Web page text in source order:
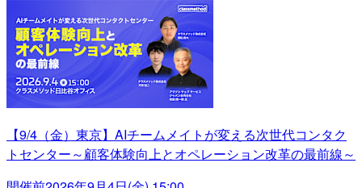
【9/4（金）東京】AIチームメイトが変える次世代コンタク
トセンター～顧客体験向上とオペレーション改革の最前線～